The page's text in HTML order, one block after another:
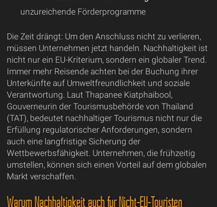
unzureichende Förderprogramme
Die Zeit drängt: Um den Anschluss nicht zu verlieren,
müssen Unternehmen jetzt handeln. Nachhaltigkeit ist
nicht nur ein EU-Kriterium, sondern ein globaler Trend.
Immer mehr Reisende achten bei der Buchung ihrer
Unterkünfte auf Umweltfreundlichkeit und soziale
Verantwortung. Laut Thapanee Kiatphaibool,
Gouverneurin der Tourismusbehörde von Thailand
(TAT), bedeutet nachhaltiger Tourismus nicht nur die
Erfüllung regulatorischer Anforderungen, sondern
auch eine langfristige Sicherung der
Wettbewerbsfähigkeit. Unternehmen, die frühzeitig
umstellen, können sich einen Vorteil auf dem globalen
Markt verschaffen.
Warum Nachhaltigkeit auch für Nicht-EU-Touristen